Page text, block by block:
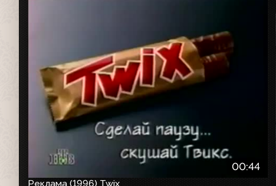
00:44
Реклама (1996) Twix